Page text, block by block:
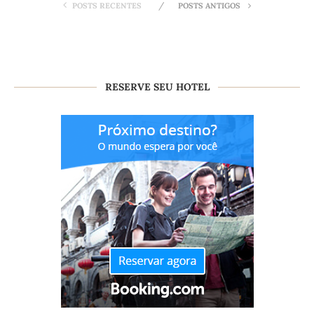
POSTS RECENTES POSTS ANTIGOS
RESERVE SEU HOTEL